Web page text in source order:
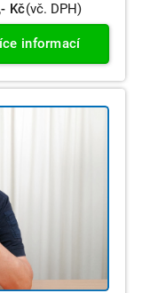
Kč(vč. DPH)
informací